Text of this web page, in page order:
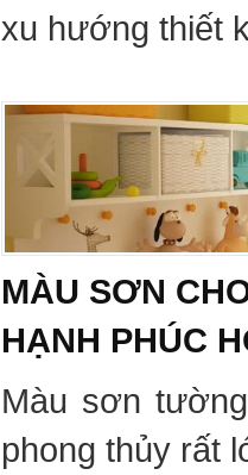
xu hướng thiết
MÀU SƠN
HẠNH PHÚC
Màu sơn
phong thủy rất